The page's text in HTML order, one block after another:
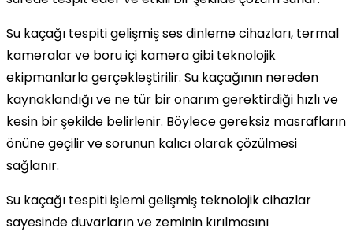
Su kaçağı tespiti gelişmiş ses dinleme cihazları, termal
kameralar ve boru içi kamera gibi teknolojik
ekipmanlarla gerçekleştirilir. Su kaçağının nereden
kaynaklandığı ve ne tür bir onarım gerektirdiği hızlı ve
kesin bir şekilde belirlenir. Böylece gereksiz masrafların
önüne geçilir ve sorunun kalıcı olarak çözülmesi
sağlanır.
Su kaçağı tespiti işlemi gelişmiş teknolojik cihazlar
sayesinde duvarların ve zeminin kırılmasını